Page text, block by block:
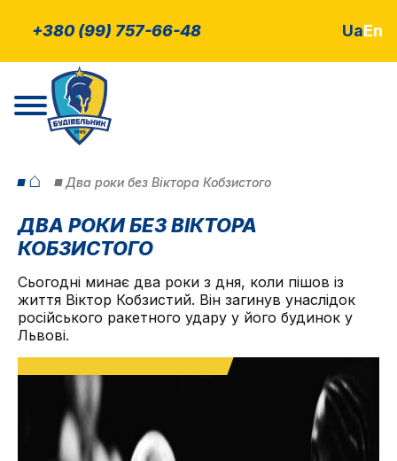
+380 (99) 757-66-48 UaEn
⌂ Два роки без Віктора Кобзистого
ДВА РОКИ БЕЗ ВІКТОРА
КОБЗИСТОГО
Сьогодні минає два роки з дня, коли пішов із
життя Віктор Кобзистий. Він загинув унаслідок
російського ракетного удару у його будинок у
Львові.